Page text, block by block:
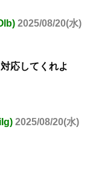
2025/08/20(水)
応してくれよ
2025/08/20(水)